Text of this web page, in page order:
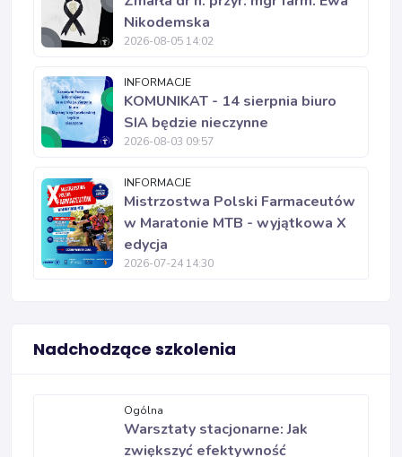
Nikodemska
2026-08-05 14:02
INFORMACJE
KOMUNIKAT - 14 sierpnia biuro
SIA będzie nieczynne
2026-08-03 09:57
INFORMACJE
Mistrzostwa Polski Farmaceutów
w Maratonie MTB - wyjątkowa X
edycja
2026-07-24 14:30
Nadchodzące szkolenia
Ogólna
Warsztaty stacjonarne: Jak
zwiększyć efektywność